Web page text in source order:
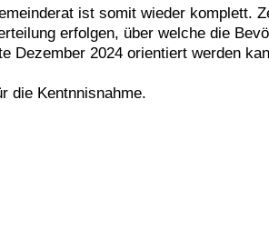
ist somit wieder komplett.
erfolgen, über welche die
Dezember 2024 orientiert werden
die Kentnnisnahme.